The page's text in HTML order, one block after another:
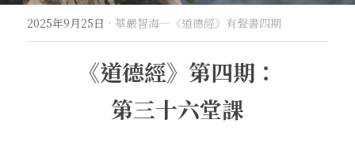
入會申請．兩座山之間
梁寒衣著作（書目/序/評論）
行向圓覺/課程・共修
華嚴智海/教觀、禪觀
宗門之眼/經藏之美
線上聆聽
【道德經】
【勝鬘經】
2025年9月25日 · 華嚴智海—《道德經》有聲書四期
《道德經》第四期：
第三十六堂課